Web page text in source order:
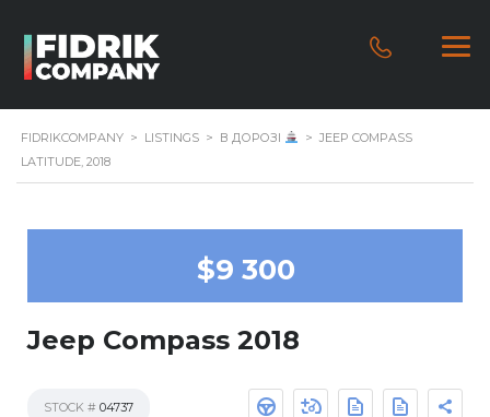
FIDRIKCOMPANY > LISTINGS > В ДОРОЗІ > JEEP COMPASS
LATITUDE, 2018
$9 300
Jeep Compass 2018
STOCK # 04737